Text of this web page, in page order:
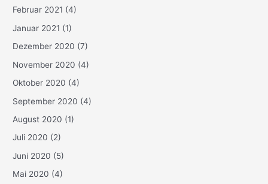
Februar 2021 (4)
Januar 2021 (1)
Dezember 2020 (7)
November 2020 (4)
Oktober 2020 (4)
September 2020 (4)
August 2020 (1)
Juli 2020 (2)
Juni 2020 (5)
Mai 2020 (4)